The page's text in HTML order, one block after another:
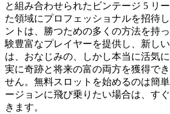
と組み合わせられたビンテージ 5 リ
た領域にプロフェッショナルを招待
ントは、勝つための多くの方法を持
験豊富なプレイヤーを提供し、新し
は、おなじみの、しかし本当に活気
実に奇跡と将来の富の両方を獲得で
せん。無料スロットを始めるのは簡
ージョンに飛び乗りたい場合は、す
きます。